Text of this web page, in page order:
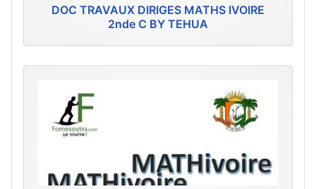
DOC TRAVAUX DIRIGES MATHS IVOIRE
2nde C BY TEHUA